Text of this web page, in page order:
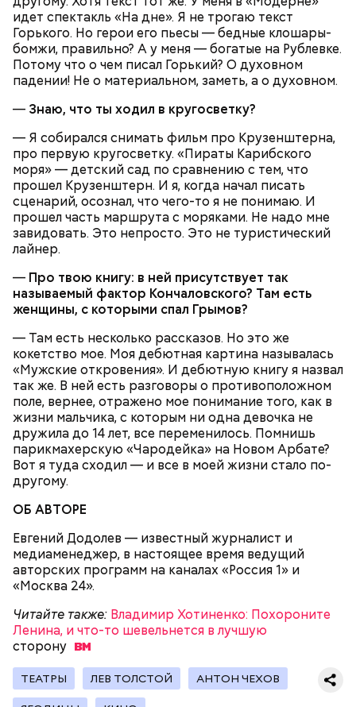
идет спектакль «На дне». Я не трогаю текст
Горького. Но герои его пьесы — бедные клошары-
бомжи, правильно? А у меня — богатые на Рублевке.
Потому что о чем писал Горький? О духовном
падении! Не о материальном, заметь, а о духовном.
— Знаю, что ты ходил в кругосветку?
— Я собирался снимать фильм про Крузенштерна,
про первую кругосветку. «Пираты Карибского
моря» — детский сад по сравнению с тем, что
прошел Крузенштерн. И я, когда начал писать
сценарий, осознал, что чего-то я не понимаю. И
прошел часть маршрута с моряками. Не надо мне
завидовать. Это непросто. Это не туристический
лайнер.
— Про твою книгу: в ней присутствует так
называемый фактор Кончаловского? Там есть
женщины, с которыми спал Грымов?
— Там есть несколько рассказов. Но это же
кокетство мое. Моя дебютная картина называлась
«Мужские откровения». И дебютную книгу я назвал
так же. В ней есть разговоры о противоположном
поле, вернее, отражено мое понимание того, как в
жизни мальчика, с которым ни одна девочка не
дружила до 14 лет, все переменилось. Помнишь
парикмахерскую «Чародейка» на Новом Арбате?
Вот я туда сходил — и все в моей жизни стало по-
другому.
ОБ АВТОРЕ
Евгений Додолев — известный журналист и
медиаменеджер, в настоящее время ведущий
авторских программ на каналах «Россия 1» и
«Москва 24».
Читайте также: Владимир Хотиненко: Похороните
Ленина, и что-то шевельнется в лучшую
сторону
ТЕАТРЫ ЛЕВ ТОЛСТОЙ АНТОН ЧЕХОВ
А еще, удержав меч палача, святой Николай спас от
корыстолюбивым градоначальником.
За свою земную жизнь он совершил множество
добрых дел во славу Божию.
2-3 картофелины,
1 некрупное яблоко,
1 некрупный помидор,
2 корня сельдерея,
салатная заправка.
Очищенный сырой салатный сельдерей
нашинковать соломкой. Яблоки очистить от
кожицы и семян, нарезать ломтиками. Так же
нарезать вареный картофель. Продукты
перемешать, полить салатной заправкой, выложить
в салатник горкой и украсить веточками
сельдерея, кусочками свежих помидоров и